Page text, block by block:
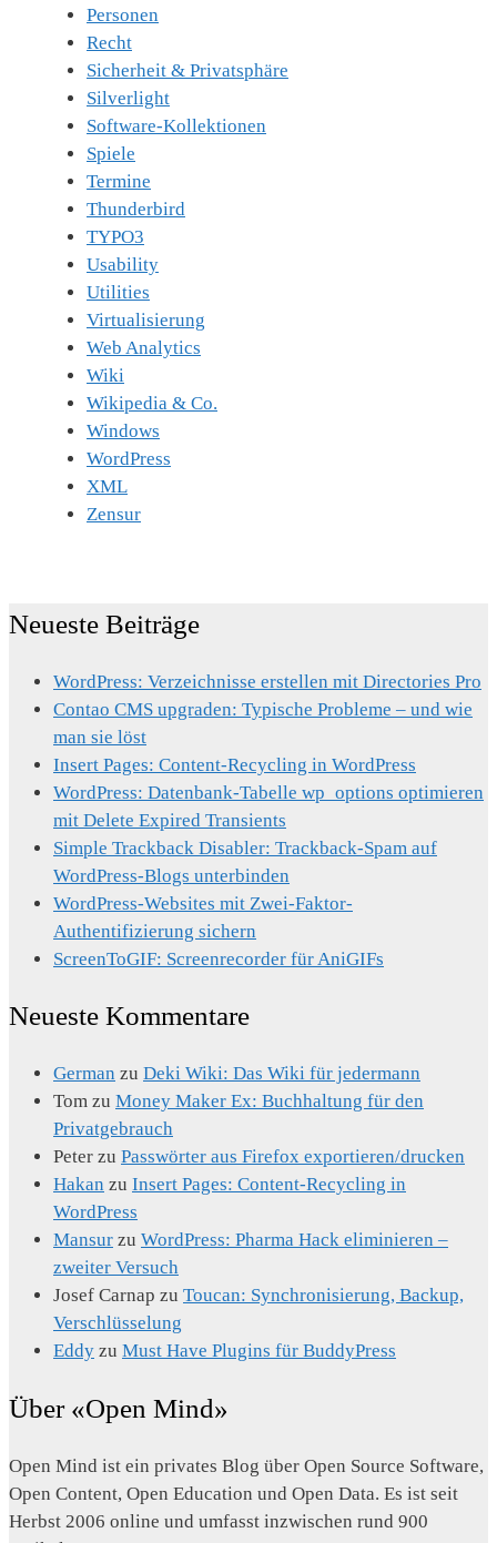
Personen
Recht
Sicherheit & Privatsphäre
Silverlight
Software-Kollektionen
Spiele
Termine
Thunderbird
TYPO3
Usability
Utilities
Virtualisierung
Web Analytics
Wiki
Wikipedia & Co.
Windows
WordPress
XML
Zensur
Neueste Beiträge
WordPress: Verzeichnisse erstellen mit Directories Pro
Contao CMS upgraden: Typische Probleme – und wie
man sie löst
Insert Pages: Content-Recycling in WordPress
WordPress: Datenbank-Tabelle wp_options optimieren
mit Delete Expired Transients
Simple Trackback Disabler: Trackback-Spam auf
WordPress-Blogs unterbinden
WordPress-Websites mit Zwei-Faktor-
Authentifizierung sichern
ScreenToGIF: Screenrecorder für AniGIFs
Neueste Kommentare
German zu Deki Wiki: Das Wiki für jedermann
Tom zu Money Maker Ex: Buchhaltung für den
Privatgebrauch
Peter zu Passwörter aus Firefox exportieren/drucken
Hakan zu Insert Pages: Content-Recycling in
WordPress
Mansur zu WordPress: Pharma Hack eliminieren –
zweiter Versuch
Josef Carnap zu Toucan: Synchronisierung, Backup,
Verschlüsselung
Eddy zu Must Have Plugins für BuddyPress
Über «Open Mind»
Open Mind ist ein privates Blog über Open Source Software,
Open Content, Open Education und Open Data. Es ist seit
Herbst 2006 online und umfasst inzwischen rund 900